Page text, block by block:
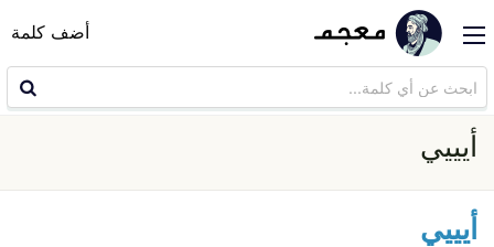
أضف كلمة
أيييي
أيييي